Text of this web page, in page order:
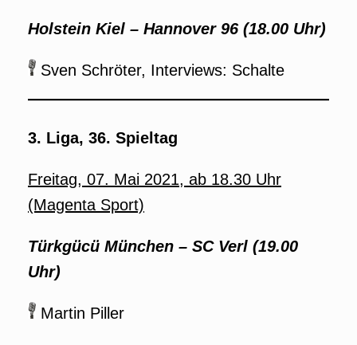
Holstein Kiel – Hannover 96 (18.00 Uhr)
Sven Schröter, Interviews: Schalte
3. Liga, 36. Spieltag
Freitag, 07. Mai 2021, ab 18.30 Uhr
(Magenta Sport)
Türkgücü München – SC Verl (19.00
Uhr)
Martin Piller